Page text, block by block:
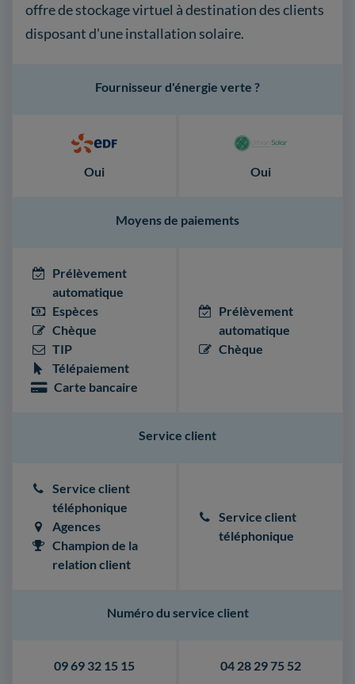
offre de stockage virtuel à destination des clients
disposant d'une installation solaire.
Oui
Fournisseur d'énergie verte ?
Oui
Prélèvement
automatique
Espèces
Chèque
TIP
Télépaiement
Carte bancaire
Moyens de paiements
Prélèvement
automatique
Chèque
Service client
téléphonique
Agences
Champion de la
relation client
Service client
Service client
téléphonique
09 69 32 15 15
Numéro du service client
04 28 29 75 52